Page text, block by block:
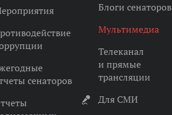
сенаторов
Блоги сенаторов
Мультимедиа
Телеканал
и прямые
трансляции
Для СМИ